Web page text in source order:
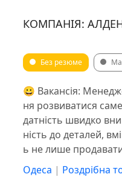
КОМПАНІЯ:
Без резюме
😀 ️Вакансія:
ня розвиватися
датність швидко
ність до деталей,
ь не лише
Одеса | Роздрібна